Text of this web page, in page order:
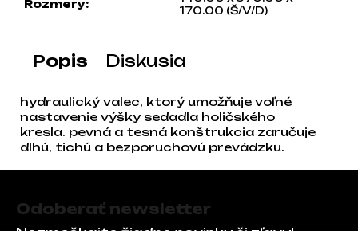
Rozmery:
170.00 (Š/V/D)
Popis Diskusia
hydraulický valec, ktorý umožňuje voľné
nastavenie výšky sedadla holičského
kresla. pevná a tesná konštrukcia zaručuje
dlhú, tichú a bezporuchovú prevádzku.
Odoberať newsletter